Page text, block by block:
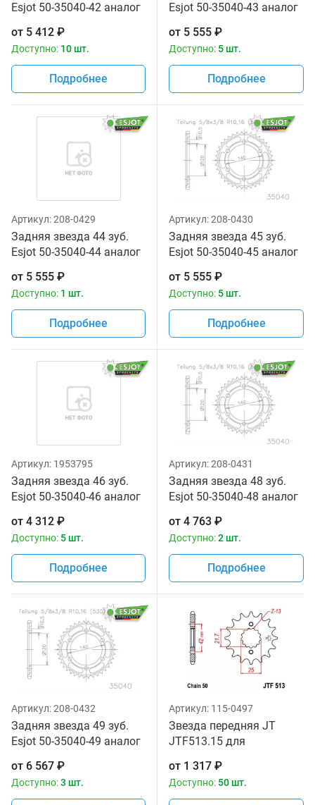
Esjot 50-35040-42 аналог
от 5 412 ₽
Доступно: 10 шт.
Подробнее
Esjot 50-35040-43 аналог
от 5 555 ₽
Доступно: 5 шт.
Подробнее
Артикул:208-0429
Задняя звезда 44 зуб.
Esjot 50-35040-44 аналог
от 5 555 ₽
Доступно: 1 шт.
Подробнее
Артикул:208-0430
Задняя звезда 45 зуб.
Esjot 50-35040-45 аналог
от 5 555 ₽
Доступно: 5 шт.
Подробнее
Артикул: 1953795
Задняя звезда 46 зуб.
Esjot 50-35040-46 аналог
от 4 312 ₽
Доступно: 5 шт.
Подробнее
Артикул:208-0431
Задняя звезда 48 зуб.
Esjot 50-35040-48 аналог
от 4 763 ₽
Доступно:2 шт.
Подробнее
Артикул:208-0432
Задняя звезда 49 зуб.
Esjot 50-35040-49 аналог
от 6 567 ₽
Доступно:3 шт.
Артикул: 115-0497
Звезда передняя JT
JTF513.15 для
от 1 317 ₽
Доступно: 50 шт.